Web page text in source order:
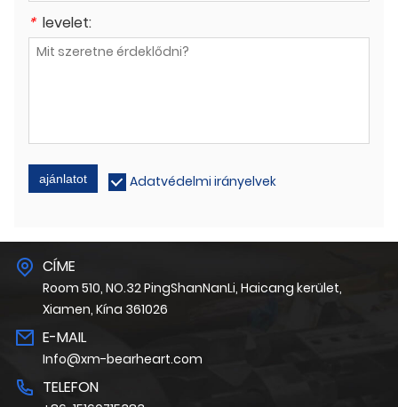
* levelet:
ajánlatot Adatvédelmi irányelvek
CÍME
Room 510, NO.32 PingShanNanLi, Haicang kerület,
Xiamen, Kína 361026
E-MAIL
Info@xm-bearheart.com
TELEFON